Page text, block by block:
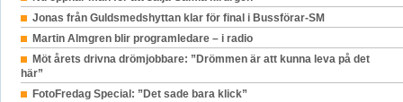
Jonas från Guldsmedshyttan klar för final i Bussförar-SM
Martin Almgren blir programledare – i radio
Möt årets drivna drömjobbare: ”Drömmen är att kunna leva på det
här”
FotoFredag Special: ”Det sade bara klick”